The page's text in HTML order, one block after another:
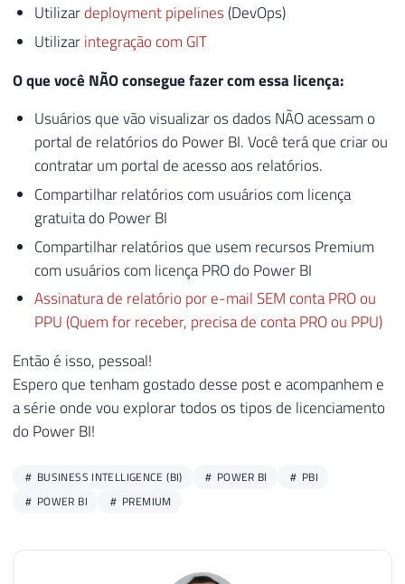
Utilizardeployment pipelines (DevOps)
Utilizarintegração com GIT
O que você NÃO consegue fazer com essa licença:
Usuários que vão visualizar os dados NÃO acessam o
portal de relatórios do Power BI. Você terá que criar ou
contratar um portal de acesso aos relatórios.
Compartilhar relatórios com usuários com licença
gratuita do Power BI
Compartilhar relatórios que usem recursos Premium
com usuários com licença PRO do Power BI
Assinatura de relatório por e-mail SEM conta PRO ou
PPU (Quem for receber, precisa de conta PRO ou PPU)
Então é isso, pessoal!
Espero que tenham gostado desse post e acompanhem e
a série onde vou explorar todos os tipos de licenciamento
do Power BI!
BUSINESS INTELLIGENCE (BI) POWER BI
PBI
POWER BI
PREMIUM